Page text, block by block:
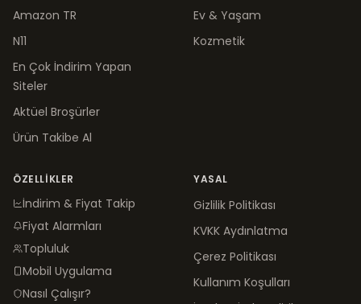
Amazon TR
N11
En Çok İndirim Yapan
Siteler
Aktüel Broşürler
Ürün Takibe Al
Ev & Yaşam
Kozmetik
ÖZELLIKLER
İndirim & Fiyat Takip
Fiyat Alarmları
Topluluk
Mobil Uygulama
Nasıl Çalışır?
YASAL
Gizlilik Politikası
KVKK Aydınlatma
Çerez Politikası
Kullanım Koşulları